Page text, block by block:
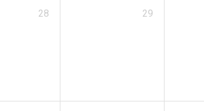
28 29